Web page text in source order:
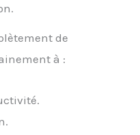
de
à :